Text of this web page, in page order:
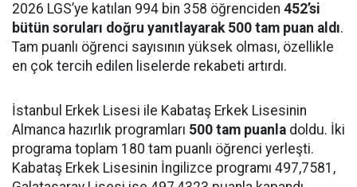
2026 LGS’ye katılan 994 bin 358 öğrenciden 452’si
bütün soruları doğru yanıtlayarak 500 tam puan aldı.
Tam puanlı öğrenci sayısının yüksek olması, özellikle
en çok tercih edilen liselerde rekabeti artırdı.
İstanbul Erkek Lisesi ile Kabataş Erkek Lisesinin
Almanca hazırlık programları 500 tam puanla doldu. İki
programa toplam 180 tam puanlı öğrenci yerleşti.
Kabataş Erkek Lisesinin İngilizce programı 497,7581,